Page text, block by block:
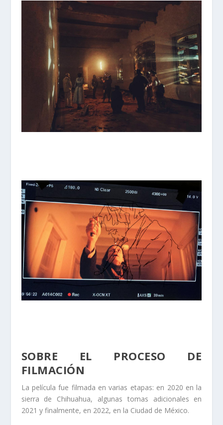
SOBRE EL PROCESO DE
FILMACIÓN
La película fue filmada en varias etapas: en 2020 en la
sierra de Chihuahua, algunas tomas adicionales en
2021 y finalmente, en 2022, en la Ciudad de México.